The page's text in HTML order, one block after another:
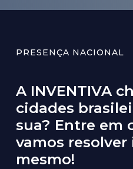
PRESENÇA NACIONAL
A INVENTIVA
cidades
sua? Entre em
vamos resolver
mesmo!